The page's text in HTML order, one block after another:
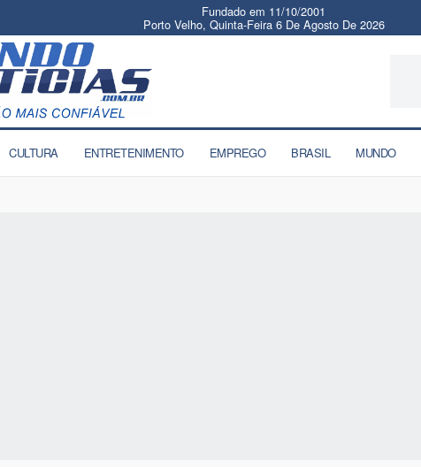
Fundado em 11/10/2001
Porto Velho, Quinta-Feira 6 De Agosto De 2026
CULTURA ENTRETENIMENTO EMPREGO BRASIL MUNDO